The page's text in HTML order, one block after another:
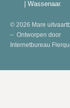
| Wassenaar.
© 2026 Mare
– Ontworpen door
Internetbureau